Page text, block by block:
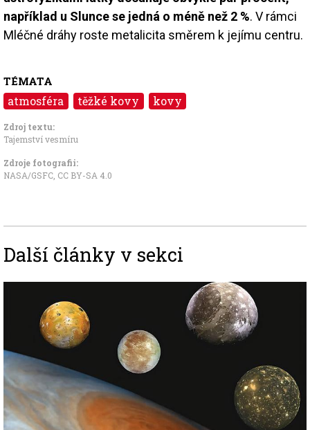
například u Slunce se jedná o méně než 2 %. V rámci
Mléčné dráhy roste metalicita směrem k jejímu centru.
TÉMATA
atmosféra těžké kovy kovy
Zdroj textu:
Tajemství vesmíru
Zdroje fotografii:
NASA/GSFC CC BY-SA 4.0
Další články v sekci